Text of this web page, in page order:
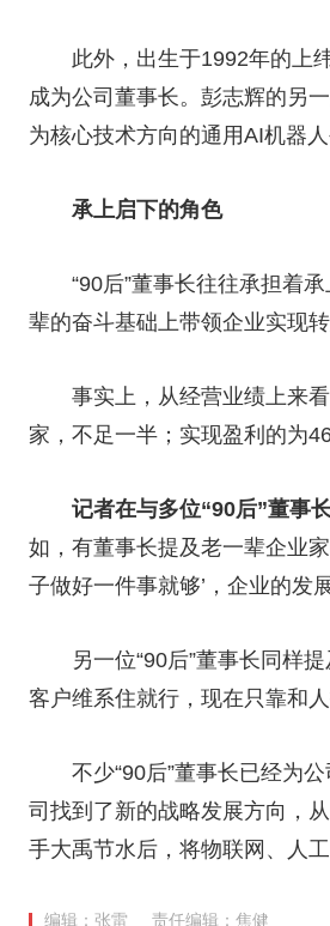
此外，出生于1992年的上纬
成为公司董事长。彭志辉的另
为核心技术方向的通用AI机器人
承上启下的角色
“90后”董事长往往承担着承
辈的奋斗基础上带领企业实现
事实上，从经营业绩上来看
家，不足一半；实现盈利的为
记者在与多位“90后”董事
如，有董事长提及老一辈企业
子做好一件事就够’，企业的发
另一位“90后”董事长同样提
客户维系住就行，现在只靠和
不少“90后”董事长已经为公
司找到了新的战略发展方向，
手大禹节水后，将物联网、人
编辑：张雷 责任编辑：焦健